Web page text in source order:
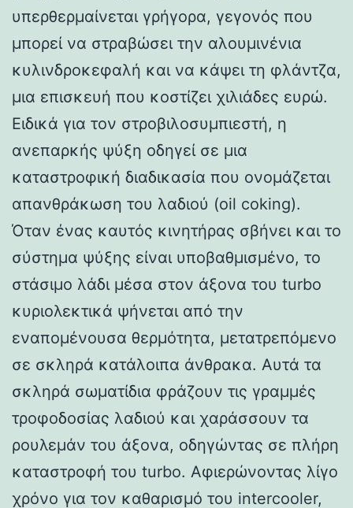
υπερθερμαίνεται γρήγορα, γεγονός που
μπορεί να στραβώσει την αλουμινένια
κυλινδροκεφαλή και να κάψει τη φλάντζα,
μια επισκευή που κοστίζει χιλιάδες ευρώ.
Ειδικά για τον στροβιλοσυμπιεστή, η
ανεπαρκής ψύξη οδηγεί σε μια
καταστροφική διαδικασία που ονομάζεται
απανθράκωση του λαδιού (oil coking).
Όταν ένας καυτός κινητήρας σβήνει και το
σύστημα ψύξης είναι υποβαθμισμένο, το
στάσιμο λάδι μέσα στον άξονα του turbo
κυριολεκτικά ψήνεται από την
εναπομένουσα θερμότητα, μετατρεπόμενο
σε σκληρά κατάλοιπα άνθρακα. Αυτά τα
σκληρά σωματίδια φράζουν τις γραμμές
τροφοδοσίας λαδιού και χαράσσουν τα
ρουλεμάν του άξονα, οδηγώντας σε πλήρη
καταστροφή του turbo. Αφιερώνοντας λίγο
χρόνο για τον καθαρισμό του intercooler,